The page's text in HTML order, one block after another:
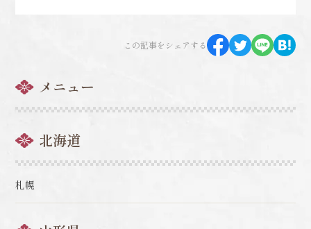
この記事をシェアする
メニュー
北海道
札幌